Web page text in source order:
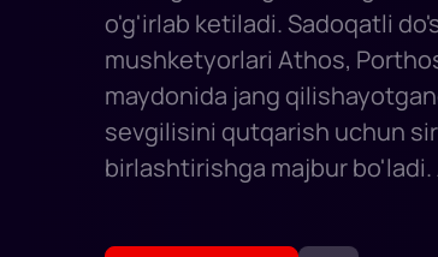
o'g'irlab ketiladi. Sadoqatli
mushketyorlari Athos,
maydonida jang
sevgilisini qutqarish uchun
birlashtirishga majbur
ham buzishi mumkin.